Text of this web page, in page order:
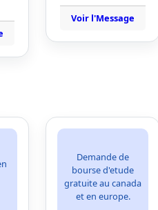
Voir l'Message
Demande de
bourse d'etude
gratuite au canada
et en europe.